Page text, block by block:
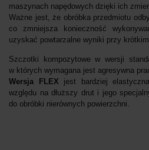
maszynach napędowych dzięki ich
Ważne jest, że obróbka przedmiotu
co zmniejsza konieczność
uzyskać powtarzalne wyniki przy
Szczotki kompozytowe w wersji
w których wymagana jest agresywna
Wersja FLEX jest bardziej
względu na dłuższy drut i jego
do obróbki nierównych powierzchni.